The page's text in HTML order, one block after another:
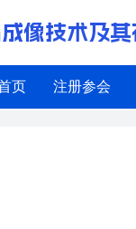
像技术及
页 注册参会